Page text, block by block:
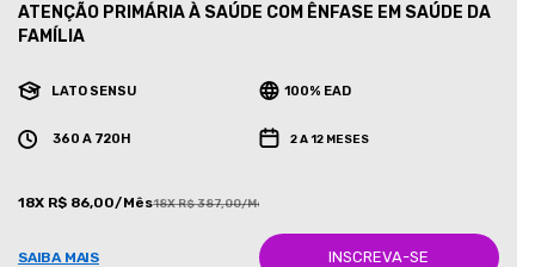
ATENÇÃO PRIMÁRIA À SAÚDE COM ÊNFASE EM SAÚDE DA
FAMÍLIA
LATO SENSU 100% EAD
360 A 720H 2 A 12 MESES
18X R$ 86,00/Mês18X R$ 387,00/Mês
SAIBA MAIS INSCREVA-SE